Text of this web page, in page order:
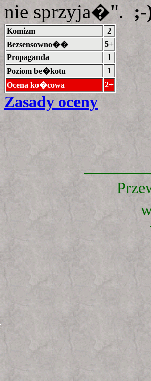
nie sprzyja�".;-
Komizm
2
Bezsensowno��
5+
Propaganda
1
Poziom be�kotu
1
Ocena ko�cowa
2+
Zasady oceny